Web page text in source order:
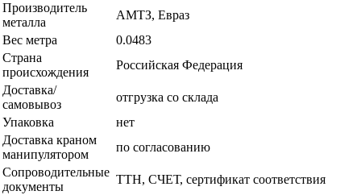
Производитель
металла
АМТЗ, Евраз
Вес метра
0.0483
Страна
происхождения
Российская Федерация
Доставка/
самовывоз
отгрузка со склада
Упаковка
нет
Доставка краном
манипулятором
по согласованию
Сопроводительные
документы
ТТН, СЧЕТ, сертификат соответствия